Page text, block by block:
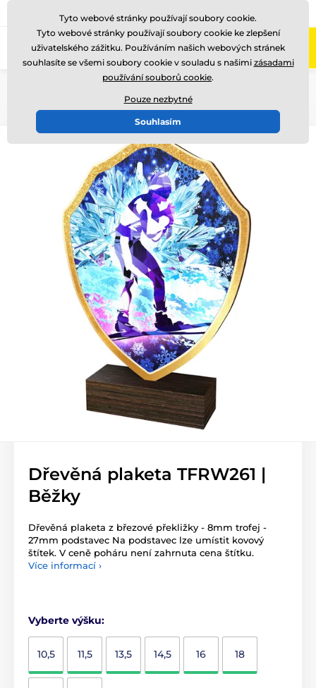
Zavolejte nám (Po-Pá 8-17)
Dřevěná plaketa TFRW261 |
Běžky
Dřevěná plaketa z březové překližky - 8mm trofej -
27mm podstavec Na podstavec lze umístit kovový
štítek. V ceně poháru není zahrnuta cena štítku.
Více informací ›
Vyberte výšku:
10,5 11,5 13,5 14,5 16 18
Tyto webové stránky používají soubory cookie.
Tyto webové stránky používají soubory cookie ke zlepšení
uživatelského zážitku. Používáním našich webových stránek
souhlasíte se všemi soubory cookie v souladu s našimi zásadami
používání souborů cookie.
Pouze nezbytné
Souhlasím